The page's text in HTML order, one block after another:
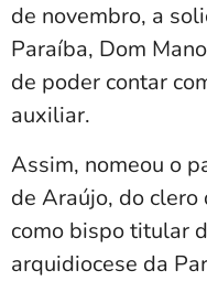
de novembro, a
Paraíba, Dom
de poder contar
auxiliar.
Assim, nomeou o
de Araújo, do clero
como bispo titular
arquidiocese da